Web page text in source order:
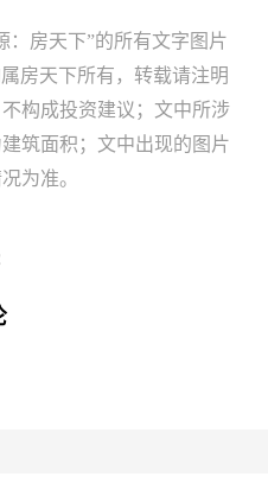
：房天下”的所有文字图片
房天下所有，转载请注明
构成投资建议；文中所涉
筑面积；文中出现的图片
为准。